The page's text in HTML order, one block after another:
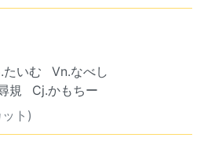
たいむ
Vn.なべし
規
Cj.かもちー
ト)